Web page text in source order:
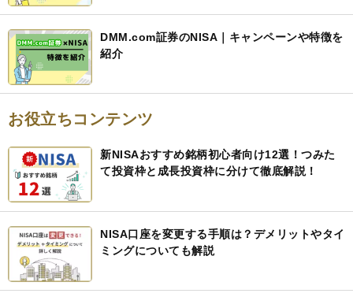
DMM.com証券のNISA｜キャンペーンや特徴を
紹介
お役立ちコンテンツ
新NISAおすすめ銘柄初心者向け12選！つみた
て投資枠と成長投資枠に分けて徹底解説！
NISA口座を変更する手順は？デメリットやタイ
ミングについても解説